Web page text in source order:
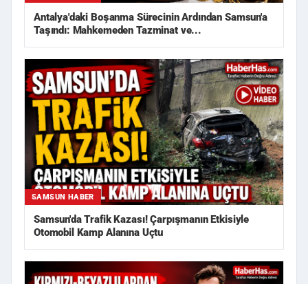
Antalya'daki Boşanma Sürecinin Ardından Samsun'a
Taşındı: Mahkemeden Tazminat ve...
SAMSUN HABER
Samsun'da Trafik Kazası! Çarpışmanın Etkisiyle
Otomobil Kamp Alanına Uçtu